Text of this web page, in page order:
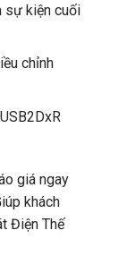
sự kiện cuối
chỉnh
giá ngay
khách
Điện Thế